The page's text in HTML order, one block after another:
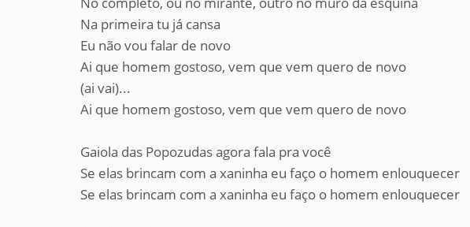
Na primeira tu já cansa
Eu não vou falar de novo
Ai que homem gostoso, vem que vem quero de novo
(ai vai)...
Ai que homem gostoso, vem que vem quero de novo
Gaiola das Popozudas agora fala pra você
Se elas brincam com a xaninha eu faço o homem enlouquecer
Se elas brincam com a xaninha eu faço o homem enlouquecer